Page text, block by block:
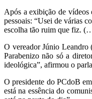
Após a exibição de vídeos
pessoais: “Usei de várias
escolha tão ruim que fiz.
O vereador Júnio Leandro
Parabenizo não só a
ideológica”, afirmou o
O presidente do PCdoB
está na essência do